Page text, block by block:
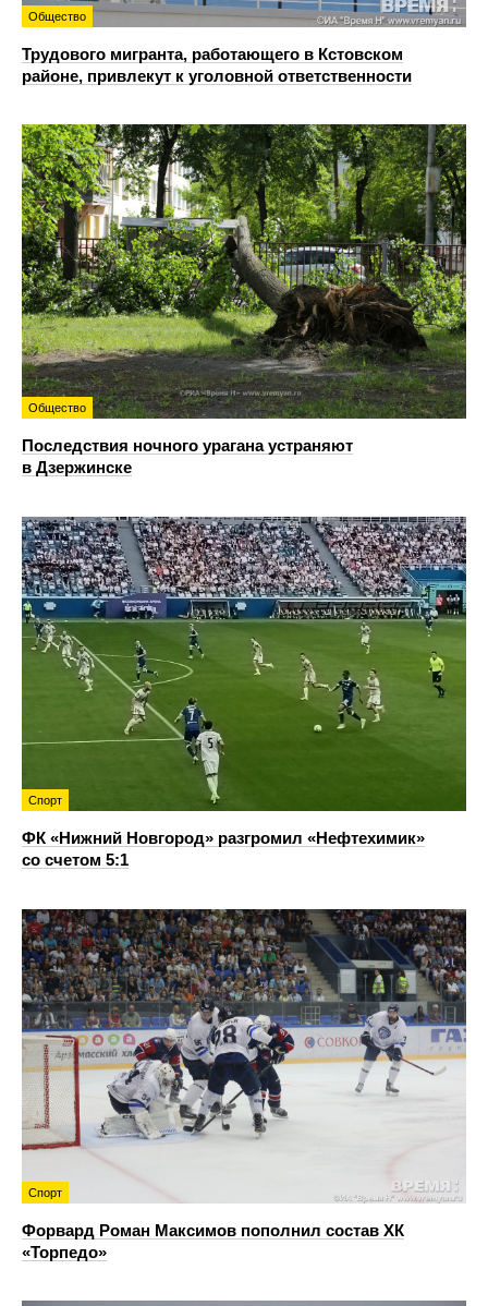
Общество
Трудового мигранта, работающего в Кстовском
районе, привлекут к уголовной ответственности
Общество
Последствия ночного урагана устраняют
в Дзержинске
Спорт
ФК «Нижний Новгород» разгромил «Нефтехимик»
со счетом 5:1
Спорт
Форвард Роман Максимов пополнил состав ХК
«Торпедо»